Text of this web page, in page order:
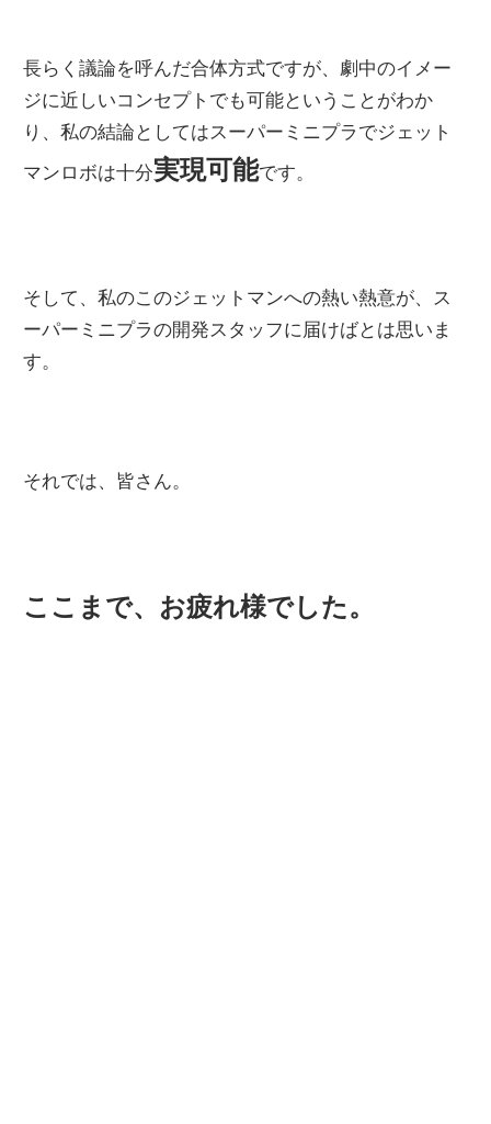
長らく議論を呼んだ合体方式ですが、劇中のイメー
ジに近しいコンセプトでも可能ということがわか
り、私の結論としてはスーパーミニプラでジェット
マンロボは十分実現可能です。
そして、私のこのジェットマンへの熱い熱意が、ス
ーパーミニプラの開発スタッフに届けばとは思いま
す。
それでは、皆さん。
ここまで、お疲れ様でした。